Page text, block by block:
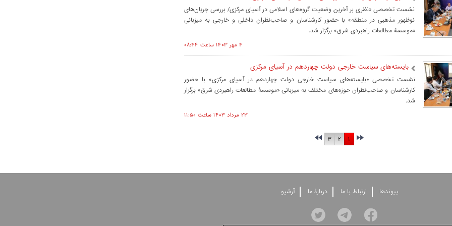
نشست تخصصی «نظری بر آخرین وضعیت گروه‌های اسلامی در آسیای مرکزی/ بررسی جریان‌های
نوظهور مذهبی در منطقه» با حضور کارشناسان و صاحب‌نظران داخلی و خارجی به میزبانی
«موسسۀ مطالعات راهبردی شرق» برگزار شد.
۴ مهر ۱۴۰۳ ساعت ۰۸:۴۴
بایسته‌های سیاست خارجی دولت چهاردهم در آسیای مرکزی
نشست تخصصی «بایسته‌های سیاست خارجی دولت چهاردهم در آسیای مرکزی» با حضور
کارشناسان و صاحب‌نظران حوزه‌های مختلف به میزبانی «موسسۀ مطالعات راهبردی شرق» برگزار
شد.
۲۳ مرداد ۱۴۰۳ ساعت ۱۱:۵۰
۱ ۲ ۳
پيوندها ارتباط با ما دربارۀ ما آرشيو